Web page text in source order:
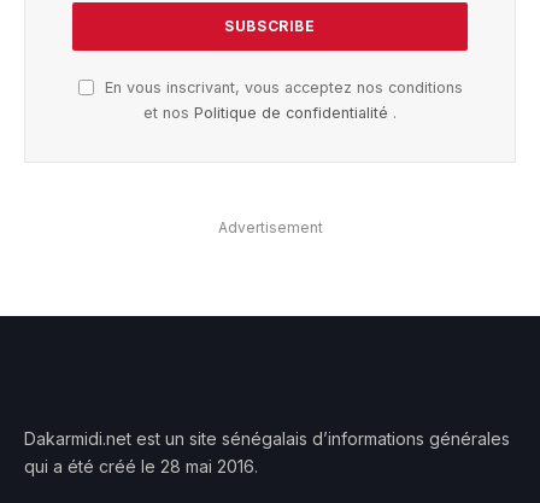
En vous inscrivant, vous acceptez nos conditions
et nos Politique de confidentialité .
Advertisement
Dakarmidi.net est un site sénégalais d’informations générales
qui a été créé le 28 mai 2016.